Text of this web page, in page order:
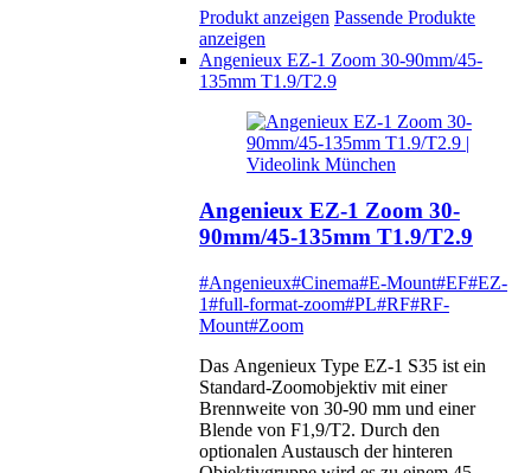
Produkt anzeigen Passende Produkte
anzeigen
Angenieux EZ-1 Zoom 30-90mm/45-
135mm T1.9/T2.9
Angenieux EZ-1 Zoom 30-
90mm/45-135mm T1.9/T2.9
#Angenieux#Cinema#E-Mount#EF#EZ-
1#full-format-zoom#PL#RF#RF-
Mount#Zoom
Das Angenieux Type EZ-1 S35 ist ein
Standard-Zoomobjektiv mit einer
Brennweite von 30-90 mm und einer
Blende von F1,9/T2. Durch den
optionalen Austausch der hinteren